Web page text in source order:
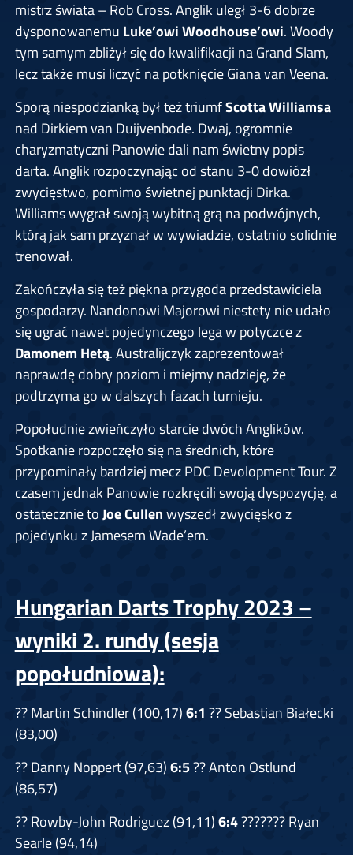
mistrz świata – Rob Cross. Anglik uległ 3-6 dobrze
dysponowanemu Luke’owi Woodhouse’owi. Woody
tym samym zbliżył się do kwalifikacji na Grand Slam,
lecz także musi liczyć na potknięcie Giana van Veena.
Sporą niespodzianką był też triumfScotta Williamsa
nad Dirkiem van Duijvenbode. Dwaj, ogromnie
charyzmatyczni Panowie dali nam świetny popis
darta. Anglik rozpoczynając od stanu 3-0 dowiózł
zwycięstwo, pomimo świetnej punktacji Dirka.
Williams wygrał swoją wybitną grą na podwójnych,
którą jak sam przyznał w wywiadzie, ostatnio solidnie
trenował.
Zakończyła się też piękna przygoda przedstawiciela
gospodarzy. Nandonowi Majorowi niestety nie udało
się ugrać nawet pojedynczego lega w potyczce z
Damonem Hetą. Australijczyk zaprezentował
naprawdę dobry poziom i miejmy nadzieję, że
podtrzyma go w dalszych fazach turnieju.
Popołudnie zwieńczyło starcie dwóch Anglików.
Spotkanie rozpoczęło się na średnich, które
przypominały bardziej mecz PDC Devolopment Tour. Z
czasem jednak Panowie rozkręcili swoją dyspozycję, a
ostatecznie toJoe Cullenwyszedł zwycięsko z
pojedynku z Jamesem Wade’em.
Hungarian Darts Trophy 2023 –
wyniki 2. rundy (sesja
popołudniowa):
?? Martin Schindler (100,17)6:1 ?? Sebastian Białecki
(83,00)
?? Danny Noppert (97,63)6:5?? Anton Ostlund
(86,57)
?? Rowby-John Rodriguez (91,11)6:4???????Ryan
Searle (94,14)